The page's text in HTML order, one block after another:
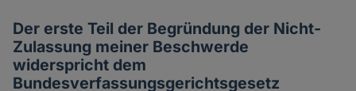
Der erste Teil der Begründung der Nicht-
Zulassung meiner Beschwerde
widerspricht dem
Bundesverfassungsgerichtsgesetz